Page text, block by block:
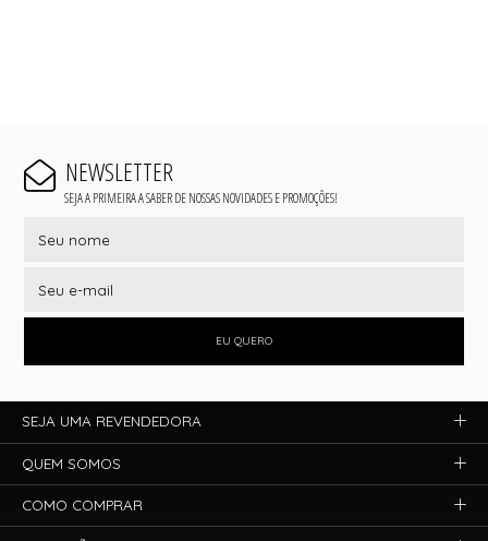
NEWSLETTER
SEJA A PRIMEIRA A SABER DE NOSSAS NOVIDADES E PROMOÇÕES!
EU QUERO
SEJA UMA REVENDEDORA
QUEM SOMOS
COMO COMPRAR